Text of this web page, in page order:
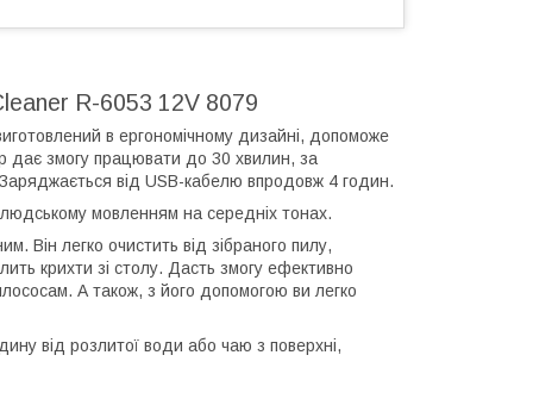
R-6053 12V 8079
в ергономічному дизайні, допоможе
дає змогу працювати до 30 хвилин, за
від USB-кабелю впродовж 4 годин.
мовленням на середніх тонах.
Він легко очистить від зібраного пилу,
крихти зі столу. Дасть змогу ефективно
А також, з його допомогою ви легко
від розлитої води або чаю з поверхні,